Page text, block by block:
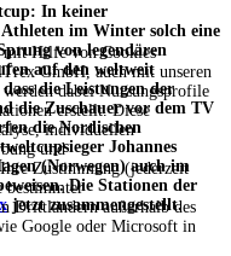
mit Hilfe von Cookies
GmbH, auch mit unseren
dabei Nutzungsprofile
erstellt. Diese
individuellen
und
Zustimmung (jederzeit
bestimmter
Drittländern außerhalb des
Google oder Microsoft in
In keiner
im Winter solch eine
von legendären
auf den weltweit
die Leistungen der
die Zuschauer vor dem TV
die Nordischen
Johannes
(Norwegen)auch im
Die Stationen der
jetzt zusammengestellt.